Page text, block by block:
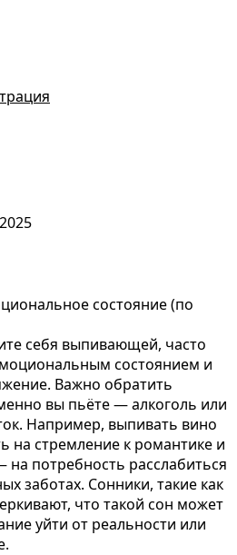
состояние (по
себя выпивающей, часто
состоянием и
Важно обратить
вы пьёте — алкоголь или
Например, выпивать вино
на стремление к романтике и
потребность расслабиться
заботах. Сонники, такие как
что такой сон может
уйти от реальности или